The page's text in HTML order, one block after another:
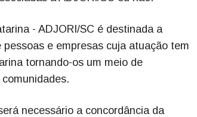
- ADJORI/SC é destinada a
e empresas cuja atuação tem
tornando-os um meio de
necessário a concordância da